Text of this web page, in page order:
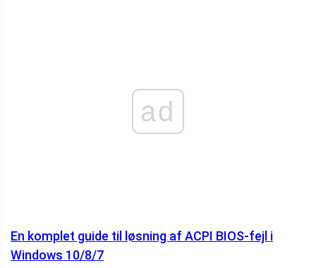
ad
En komplet guide til løsning af ACPI BIOS-fejl i
Windows 10/8/7